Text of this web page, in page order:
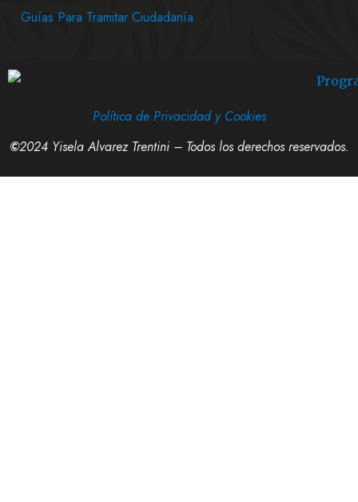
Guías Para Tramitar Ciudadanía
Política de Privacidad y Cookies
©2024 Yisela Alvarez Trentini – Todos los derechos reservados.